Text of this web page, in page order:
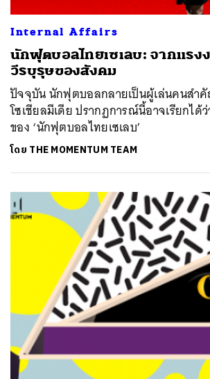
Internal Affairs
นักฟุตบอลไทยเซเลบ: จากแรง
วีรบุรุษของสังคม
ปัจจุบัน นักฟุตบอลกลายเป็นผู้เล่นคนสำ
โซเชียลมีเดีย ปรากฏการณ์นี้อาจเรียกได้
ของ ‘นักฟุตบอลไทยเซเลบ’
โดย THE MOMENTUM TEAM
ค้นหา
SHARE TWEET LINE